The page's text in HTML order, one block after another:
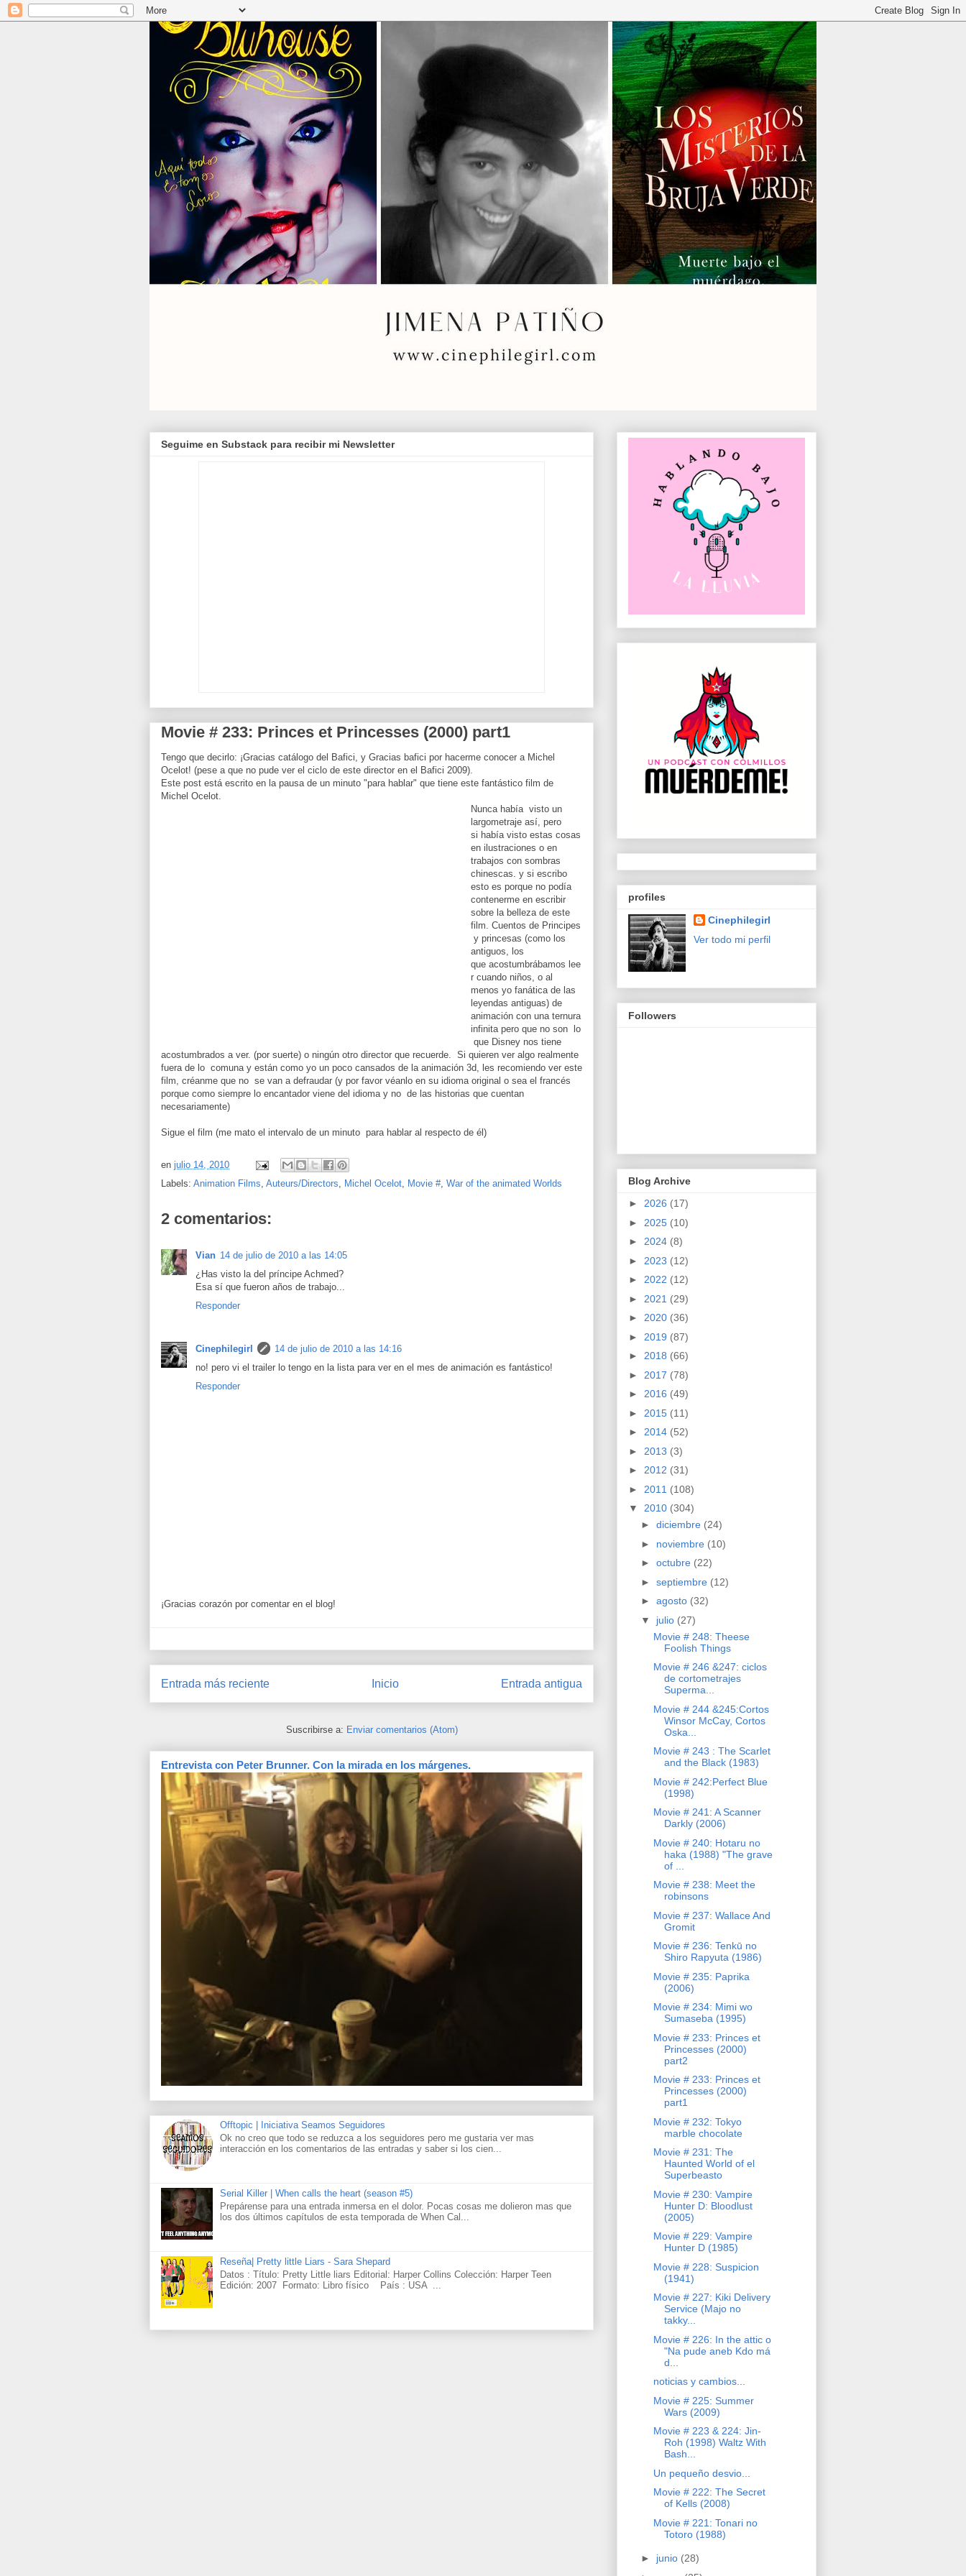
Seguime en Substack para recibir mi Newsletter
Movie # 233: Princes et Princesses (2000) part1
Tengo que decirlo: ¡Gracias catálogo del Bafici, y Gracias bafici por hacerme conocer a Michel
Ocelot! (pese a que no pude ver el ciclo de este director en el Bafici 2009).
Este post está escrito en la pausa de un minuto "para hablar" que tiene este fantástico film de
Michel Ocelot.
Nunca había visto un
largometraje así, pero
si había visto estas cosas
en ilustraciones o en
trabajos con sombras
chinescas. y si escribo
esto es porque no podía
contenerme en escribir
sobre la belleza de este
film. Cuentos de Principes
y princesas (como los
antiguos, los
que acostumbrábamos lee
r cuando niños, o al
menos yo fanática de las
leyendas antiguas) de
animación con una ternura
infinita pero que no son lo
que Disney nos tiene
acostumbrados a ver. (por suerte) o ningún otro director que recuerde. Si quieren ver algo realmente
fuera de lo comuna y están como yo un poco cansados de la animación 3d, les recomiendo ver este
film, créanme que no se van a defraudar (y por favor véanlo en su idioma original o sea el francés
porque como siempre lo encantador viene del idioma y no de las historias que cuentan
necesariamente)
Sigue el film (me mato el intervalo de un minuto para hablar al respecto de él)
en julio 14, 2010
Labels: Animation Films, Auteurs/Directors, Michel Ocelot, Movie #, War of the animated Worlds
2 comentarios:
Vian 14 de julio de 2010 a las 14:05
¿Has visto la del príncipe Achmed?
Esa sí que fueron años de trabajo...
Responder
Cinephilegirl
14 de julio de 2010 a las 14:16
no! pero vi el trailer lo tengo en la lista para ver en el mes de animación es fantástico!
Responder
¡Gracias corazón por comentar en el blog!
Entrada más reciente Entrada antigua
Inicio
Suscribirse a: Enviar comentarios (Atom)
Entrevista con Peter Brunner. Con la mirada en los márgenes.
Offtopic | Iniciativa Seamos Seguidores
Ok no creo que todo se reduzca a los seguidores pero me gustaria ver mas
interacción en los comentarios de las entradas y saber si los cien...
Serial Killer | When calls the heart (season #5)
Prepárense para una entrada inmersa en el dolor. Pocas cosas me dolieron mas que
los dos últimos capítulos de esta temporada de When Cal...
Reseña| Pretty little Liars - Sara Shepard
Datos : Título: Pretty Little liars Editorial: Harper Collins Colección: Harper Teen
Edición: 2007 Formato: Libro físico País : USA ...
profiles
Cinephilegirl
Ver todo mi perfil
Followers
Blog Archive
► 2026 (17)
► 2025 (10)
► 2024 (8)
► 2023 (12)
► 2022 (12)
► 2021 (29)
► 2020 (36)
► 2019 (87)
► 2018 (66)
► 2017 (78)
► 2016 (49)
► 2015 (11)
► 2014 (52)
► 2013 (3)
► 2012 (31)
► 2011 (108)
▼ 2010 (304)
► diciembre (24)
► noviembre (10)
► octubre (22)
► septiembre (12)
► agosto (32)
▼ julio (27)
Movie # 248: Theese
Foolish Things
Movie # 246 &247: ciclos
de cortometrajes
Superma...
Movie # 244 &245:Cortos
Winsor McCay, Cortos
Oska...
Movie # 243 : The Scarlet
and the Black (1983)
Movie # 242:Perfect Blue
(1998)
Movie # 241: A Scanner
Darkly (2006)
Movie # 240: Hotaru no
haka (1988) "The grave
of ...
Movie # 238: Meet the
robinsons
Movie # 237: Wallace And
Gromit
Movie # 236: Tenkū no
Shiro Rapyuta (1986)
Movie # 235: Paprika
(2006)
Movie # 234: Mimi wo
Sumaseba (1995)
Movie # 233: Princes et
Princesses (2000)
part2
Movie # 233: Princes et
Princesses (2000)
part1
Movie # 232: Tokyo
marble chocolate
Movie # 231: The
Haunted World of el
Superbeasto
Movie # 230: Vampire
Hunter D: Bloodlust
(2005)
Movie # 229: Vampire
Hunter D (1985)
Movie # 228: Suspicion
(1941)
Movie # 227: Kiki Delivery
Service (Majo no
takky...
Movie # 226: In the attic o
"Na pude aneb Kdo má
d...
noticias y cambios...
Movie # 225: Summer
Wars (2009)
Movie # 223 & 224: Jin-
Roh (1998) Waltz With
Bash...
Un pequeño desvio...
Movie # 222: The Secret
of Kells (2008)
Movie # 221: Tonari no
Totoro (1988)
► junio (28)